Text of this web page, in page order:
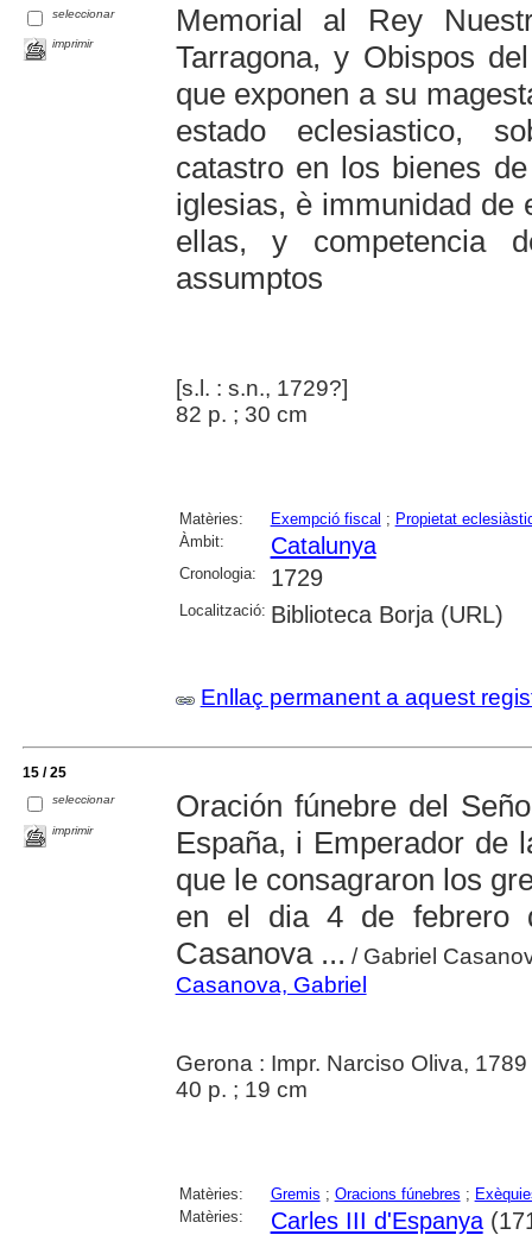
seleccionar
imprimir
Memorial al Rey
Tarragona, y Obispos
que exponen a su
estado eclesiastico,
catastro en los bienes
iglesias, è immunidad de
ellas, y competencia
assumptos
[s.l. : s.n., 1729?]
82 p. ; 30 cm
Matèries: Exempció fiscal ; Propietat
Àmbit:
Catalunya
Cronologia: 1729
Localització: Biblioteca Borja (URL)
Enllaç permanent a aquest
15 / 25
seleccionar
imprimir
Oración fúnebre del
España, i Emperador de
que le consagraron los
en el dia 4 de febrero
Casanova ... / Gabriel
Casanova, Gabriel
Gerona : Impr. Narciso Oliva, 1789
40 p. ; 19 cm
Matèries: Gremis ; Oracions fúnebres ;
Matèries:
Carles III d'Espanya